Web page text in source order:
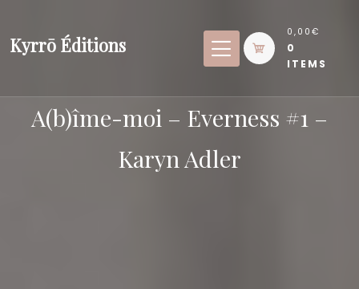
content
Kyrrō Éditions
0,00€
0
ITEMS
A(b)îme-moi – Everness #1 –
Karyn Adler